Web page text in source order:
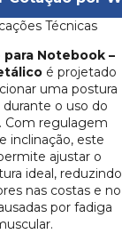
Técnicas
Notebook –
é projetado
uma postura
durante o uso do
Com regulagem
inclinação, este
ajustar o
ideal, reduzindo
nas costas e no
por fadiga